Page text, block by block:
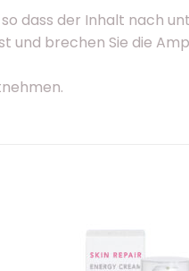
dass der Inhalt nach
und brechen Sie die